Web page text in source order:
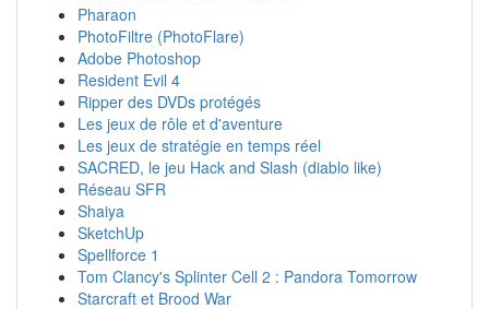
Pharaon
PhotoFiltre (PhotoFlare)
Adobe Photoshop
Resident Evil 4
Ripper des DVDs protégés
Les jeux de rôle et d'aventure
Les jeux de stratégie en temps réel
SACRED, le jeu Hack and Slash (diablo like)
Réseau SFR
Shaiya
SketchUp
Spellforce 1
Tom Clancy's Splinter Cell 2 : Pandora Tomorrow
Starcraft et Brood War